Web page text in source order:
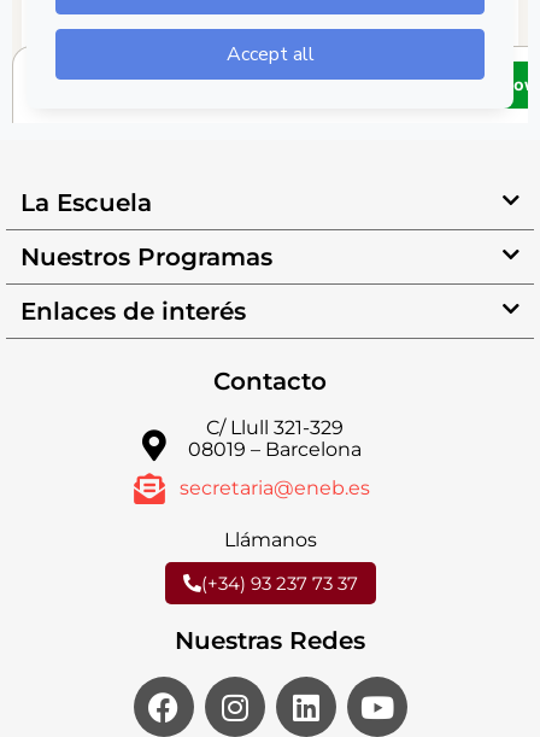
La Escuela
Nuestros Programas
Enlaces de interés
Contacto
C/ Llull 321-329
08019 – Barcelona
secretaria@eneb.es
Llámanos
(+34) 93 237 73 37
Nuestras Redes